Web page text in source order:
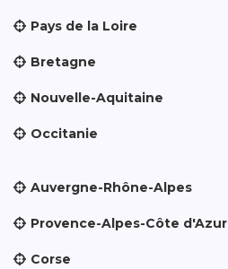
Pays de la Loire
Bretagne
Nouvelle-Aquitaine
Occitanie
Auvergne-Rhône-Alpes
Provence-Alpes-Côte d'Azur
Corse